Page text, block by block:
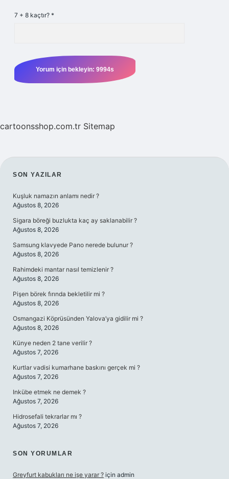
7 + 8 kaçtır? *
cartoonsshop.com.tr Sitemap
SIDEBAR
SON YAZILAR
Kuşluk namazın anlamı nedir ?
Ağustos 8, 2026
Sigara böreği buzlukta kaç ay saklanabilir ?
Ağustos 8, 2026
Samsung klavyede Pano nerede bulunur ?
Ağustos 8, 2026
Rahimdeki mantar nasıl temizlenir ?
Ağustos 8, 2026
Pişen börek fırında bekletilir mi ?
Ağustos 8, 2026
Osmangazi Köprüsünden Yalova’ya gidilir mi ?
Ağustos 8, 2026
Künye neden 2 tane verilir ?
Ağustos 7, 2026
Kurtlar vadisi kumarhane baskını gerçek mi ?
Ağustos 7, 2026
Inkübe etmek ne demek ?
Ağustos 7, 2026
Hidrosefali tekrarlar mı ?
Ağustos 7, 2026
SON YORUMLAR
Greyfurt kabukları ne işe yarar ? için admin